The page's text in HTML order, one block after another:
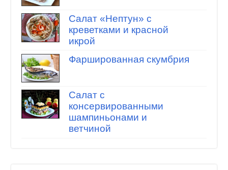
Салат «Нептун» с
креветками и красной
икрой
Фаршированная скумбрия
Салат с
консервированными
шампиньонами и
ветчиной